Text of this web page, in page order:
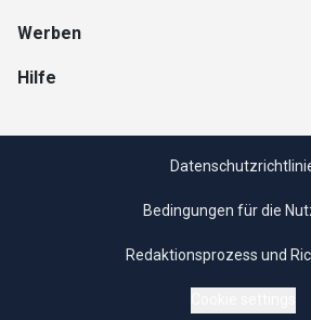
Werben
Hilfe
Bedingungen für die
Redaktionsprozess und